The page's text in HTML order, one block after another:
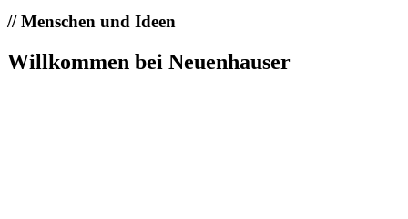
//Menschen und Ideen
Willkommen bei Neuenhauser